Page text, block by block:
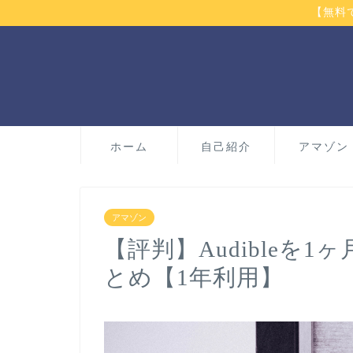
【無
ホーム 自己紹介 アマゾン
アマゾン
【評判】Audibleを1
とめ【1年利用】